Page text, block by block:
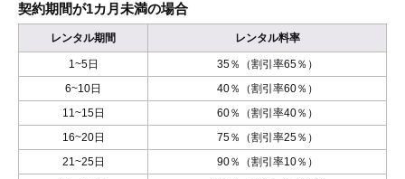
契約期間が1カ月未満の場合
レンタル期間 レンタル料率
1~5日
35％（割引率65％）
6~10日
40％（割引率60％）
11~15日
60％（割引率40％）
16~20日
75％（割引率25％）
21~25日
90％（割引率10％）